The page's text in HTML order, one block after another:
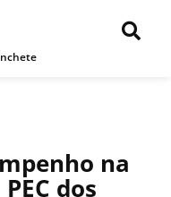
na
dos